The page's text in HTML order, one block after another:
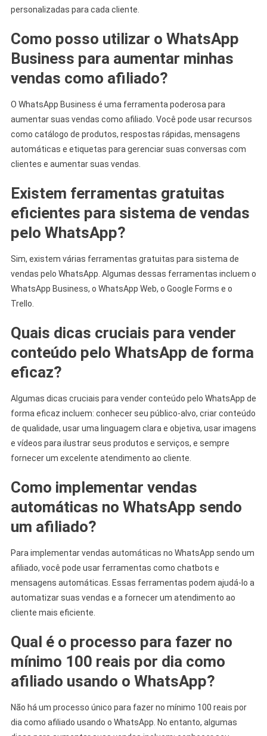
personalizadas para cada cliente.
Como posso utilizar o WhatsApp
Business para aumentar minhas
vendas como afiliado?
O WhatsApp Business é uma ferramenta poderosa para
aumentar suas vendas como afiliado. Você pode usar recursos
como catálogo de produtos, respostas rápidas, mensagens
automáticas e etiquetas para gerenciar suas conversas com
clientes e aumentar suas vendas.
Existem ferramentas gratuitas
eficientes para sistema de vendas
pelo WhatsApp?
Sim, existem várias ferramentas gratuitas para sistema de
vendas pelo WhatsApp. Algumas dessas ferramentas incluem o
WhatsApp Business, o WhatsApp Web, o Google Forms e o
Trello.
Quais dicas cruciais para vender
conteúdo pelo WhatsApp de forma
eficaz?
Algumas dicas cruciais para vender conteúdo pelo WhatsApp de
forma eficaz incluem: conhecer seu público-alvo, criar conteúdo
de qualidade, usar uma linguagem clara e objetiva, usar imagens
e vídeos para ilustrar seus produtos e serviços, e sempre
fornecer um excelente atendimento ao cliente.
Como implementar vendas
automáticas no WhatsApp sendo
um afiliado?
Para implementar vendas automáticas no WhatsApp sendo um
afiliado, você pode usar ferramentas como chatbots e
mensagens automáticas. Essas ferramentas podem ajudá-lo a
automatizar suas vendas e a fornecer um atendimento ao
cliente mais eficiente.
Qual é o processo para fazer no
mínimo 100 reais por dia como
afiliado usando o WhatsApp?
Não há um processo único para fazer no mínimo 100 reais por
dia como afiliado usando o WhatsApp. No entanto, algumas